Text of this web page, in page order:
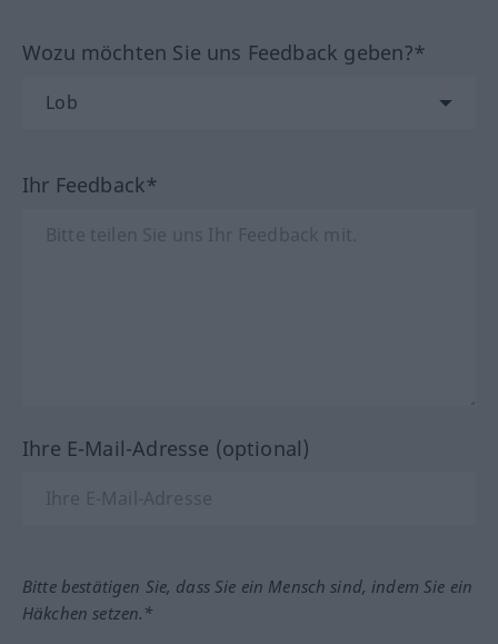
Wozu möchten Sie uns Feedback geben?*
Ihr Feedback*
Ihre E-Mail-Adresse (optional)
Bitte bestätigen Sie, dass Sie ein Mensch sind, indem Sie ein
Häkchen setzen.*